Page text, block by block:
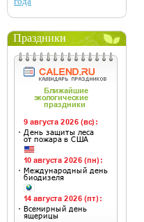
Праздники